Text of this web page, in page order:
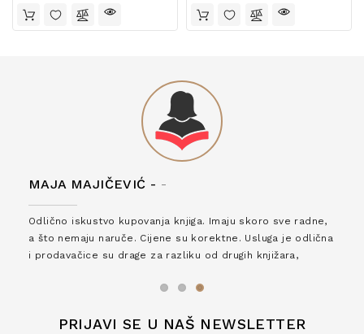
MAJA MAJIČEVIĆ - -
Odlično iskustvo kupovanja knjiga. Imaju skoro sve radne,
a što nemaju naruče. Cijene su korektne. Usluga je odlična
i prodavačice su drage za razliku od drugih knjižara,
PRIJAVI SE U NAŠ NEWSLETTER